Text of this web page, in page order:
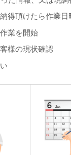
得頂けたら作業日
業を開始
様の現状確認